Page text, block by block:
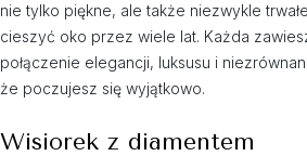
nie tylko piękne, ale także niezwykle
cieszyć oko przez wiele lat. Każda
połączenie elegancji, luksusu i
że poczujesz się wyjątkowo.
Wisiorek z diamentem